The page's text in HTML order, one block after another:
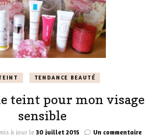
TENDANCE BEAUTÉ
teint pour mon visage
sensible
à jour le30 juillet 2015 Un commentairesur